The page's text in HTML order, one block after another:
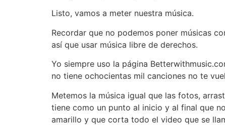
Listo, vamos a meter nuestra música.
Recordar que no podemos poner músicas
así que usar música libre de derechos.
Yo siempre uso la página
no tiene ochocientas mil canciones no te
Metemos la música igual que las fotos,
tiene como un punto al inicio y al final que
amarillo y que corta todo el video que se